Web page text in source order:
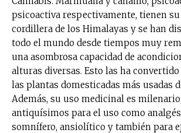
psicoactiva respectivamente, tienen
cordillera de los Himalayas y se han
todo el mundo desde tiempos muy
una asombrosa capacidad de
alturas diversas. Esto las ha
las plantas domesticadas más usadas
Además, su uso medicinal es
antiquísimos para el uso como
somnífero, ansiolítico y también para